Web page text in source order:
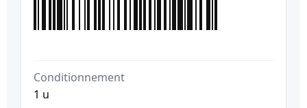
Conditionnement
1 u